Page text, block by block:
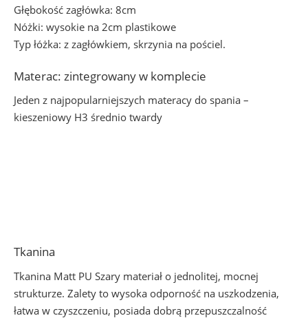
Głębokość zagłówka: 8cm
Nóżki: wysokie na 2cm plastikowe
Typ łóżka: z zagłówkiem, skrzynia na pościel.
Materac: zintegrowany w komplecie
Jeden z najpopularniejszych materacy do spania –
kieszeniowy H3 średnio twardy
Tkanina
Tkanina Matt PU Szary materiał o jednolitej, mocnej
strukturze. Zalety to wysoka odporność na uszkodzenia,
łatwa w czyszczeniu, posiada dobrą przepuszczalność